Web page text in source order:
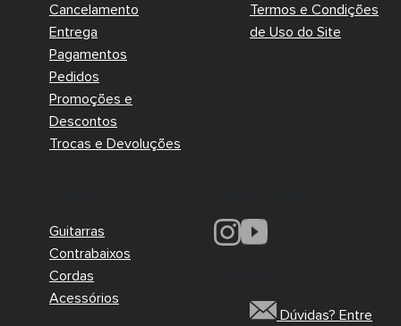
Cancelamento
Entrega
Pagamentos
Pedidos
Promoções e
Descontos
Trocas e Devoluções
Termos e Condições
de Uso do Site
Guitarras
Contrabaixos
Cordas
Acessórios
Dúvidas? Entre